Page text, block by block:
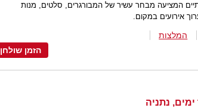
המציעה מבחר עשיר של המבורגרים, סלטים, מנות
אירועים במקום.
המלצות
הזמן שולחן